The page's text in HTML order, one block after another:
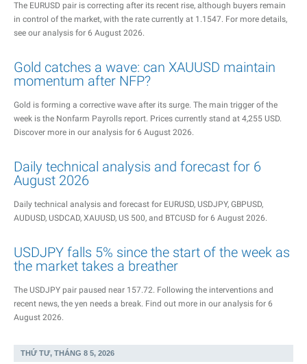
The EURUSD pair is correcting after its recent rise, although buyers remain
in control of the market, with the rate currently at 1.1547. For more details,
see our analysis for 6 August 2026.
Gold catches a wave: can XAUUSD maintain
momentum after NFP?
Gold is forming a corrective wave after its surge. The main trigger of the
week is the Nonfarm Payrolls report. Prices currently stand at 4,255 USD.
Discover more in our analysis for 6 August 2026.
Daily technical analysis and forecast for 6
August 2026
Daily technical analysis and forecast for EURUSD, USDJPY, GBPUSD,
AUDUSD, USDCAD, XAUUSD, US 500, and BTCUSD for 6 August 2026.
USDJPY falls 5% since the start of the week as
the market takes a breather
The USDJPY pair paused near 157.72. Following the interventions and
recent news, the yen needs a break. Find out more in our analysis for 6
August 2026.
THỨ TƯ, THÁNG 8 5, 2026